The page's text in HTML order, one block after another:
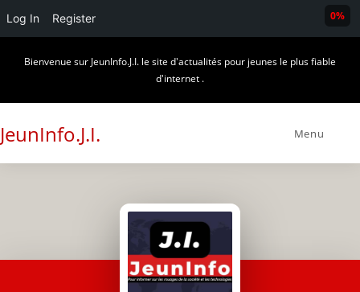
Log In Register
Bienvenue sur JeunInfo.J.I. le site d'actualités pour jeunes le plus fiable
d'internet .
JeunInfo.J.I. Menu
0%